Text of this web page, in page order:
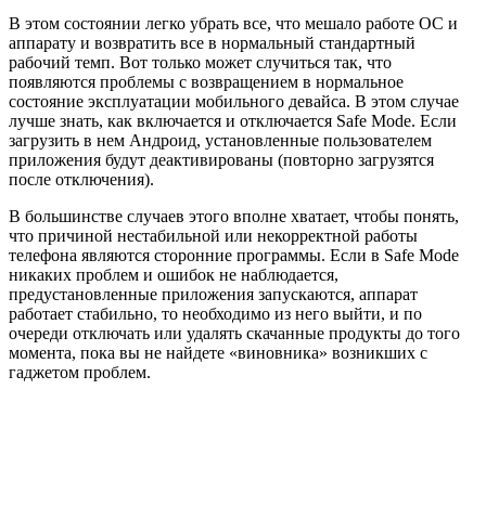
В этом состоянии легко убрать все, что мешало работе ОС и
аппарату и возвратить все в нормальный стандартный
рабочий темп. Вот только может случиться так, что
появляются проблемы с возвращением в нормальное
состояние эксплуатации мобильного девайса. В этом случае
лучше знать, как включается и отключается Safe Mode. Если
загрузить в нем Андроид, установленные пользователем
приложения будут деактивированы (повторно загрузятся
после отключения).
В большинстве случаев этого вполне хватает, чтобы понять,
что причиной нестабильной или некорректной работы
телефона являются сторонние программы. Если в Safe Mode
никаких проблем и ошибок не наблюдается,
предустановленные приложения запускаются, аппарат
работает стабильно, то необходимо из него выйти, и по
очереди отключать или удалять скачанные продукты до того
момента, пока вы не найдете «виновника» возникших с
гаджетом проблем.